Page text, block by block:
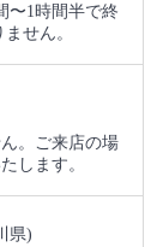
〜1時間半で終
せん。
。ご来店の場
します。
県)